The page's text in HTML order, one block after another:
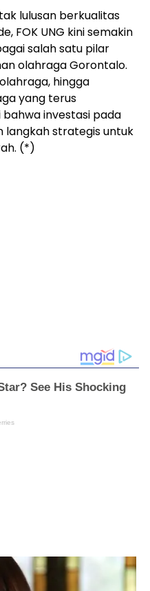
lulusan berkualitas
FOK UNG kini semakin
salah satu pilar
olahraga Gorontalo.
hingga
yang terus
investasi pada
langkah strategis untuk
(*)